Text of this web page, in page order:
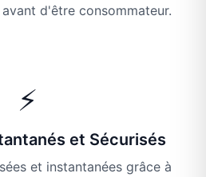
d'être consommateur.
⚡
et Sécurisés
et instantanées grâce à